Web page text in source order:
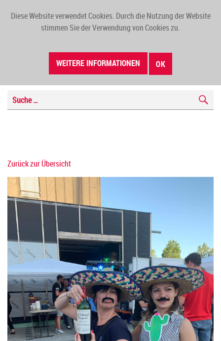
Diese Website verwendet Cookies. Durch die Nutzung der Website
stimmen Sie der Verwendung von Cookies zu.
WEITERE INFORMATIONEN OK
Zurück zur Übersicht